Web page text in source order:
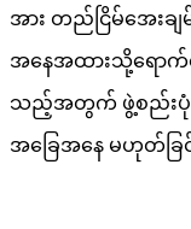
အား တည်ငြိမ်အေးခ
အနေအထားသို့ရော
သည့်အတွက် ဖွဲ့စည်းပုံအ
အခြေအနေ မဟုတ်ခြ